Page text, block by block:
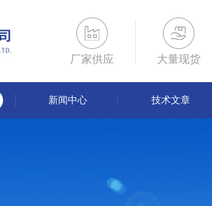
厂家供应 大量现货
新闻中心 技术文章